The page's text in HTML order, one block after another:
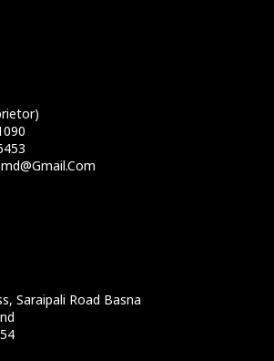
Saraipali Road Basna